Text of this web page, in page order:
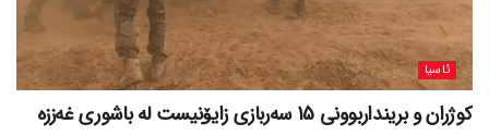
ئاسیا
کوژران و برینداربوونی 15 سەربازی زایۆنیست لە باشوری غەززە